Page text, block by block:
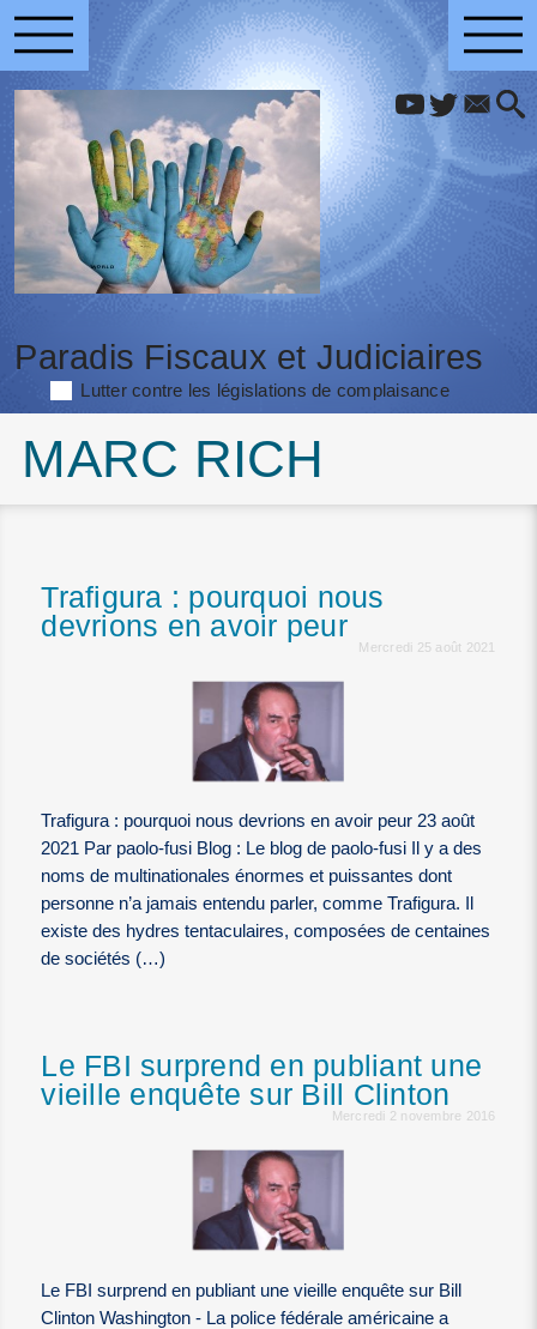
Paradis Fiscaux et Judiciaires
Lutter contre les législations de complaisance
MARC RICH
Trafigura : pourquoi nous
devrions en avoir peur
Mercredi 25 août 2021
Trafigura : pourquoi nous devrions en avoir peur 23 août
2021 Par paolo-fusi Blog : Le blog de paolo-fusi Il y a des
noms de multinationales énormes et puissantes dont
personne n’a jamais entendu parler, comme Trafigura. Il
existe des hydres tentaculaires, composées de centaines
de sociétés (…)
Le FBI surprend en publiant une
vieille enquête sur Bill Clinton
Mercredi 2 novembre 2016
Le FBI surprend en publiant une vieille enquête sur Bill
Clinton Washington - La police fédérale américaine a